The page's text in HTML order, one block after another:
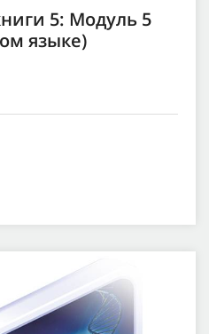
5: Модуль 5
языке)